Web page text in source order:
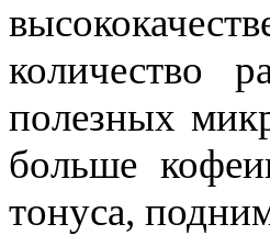
количество
полезных
больше
тонуса,